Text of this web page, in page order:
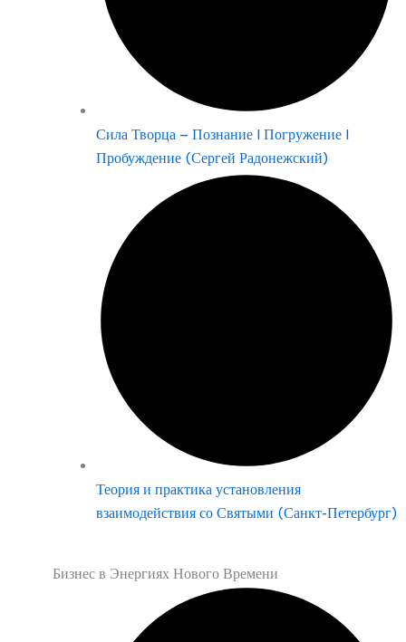
Сила Творца – Познание | Погружение |
Пробуждение (Сергей Радонежский)
Теория и практика установления
взаимодействия со Святыми (Санкт-Петербург)
Бизнес в Энергиях Нового Времени